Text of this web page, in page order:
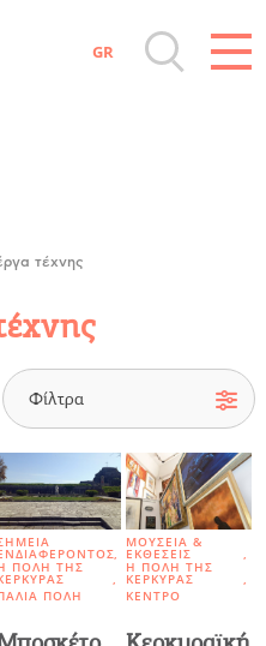
Τουριστικά
& Παιδιά
GR
τέχνης
ΠΌΛΗ ΤΗΣ
ΠΌΛΗ
ΜΟΥΣΕΊΑ &
ΕΚΘΈΣΕΙΣ
Η ΠΌΛΗ ΤΗΣ
ΚΈΡΚΥΡΑΣ
ΚΈΝΤΡΟ